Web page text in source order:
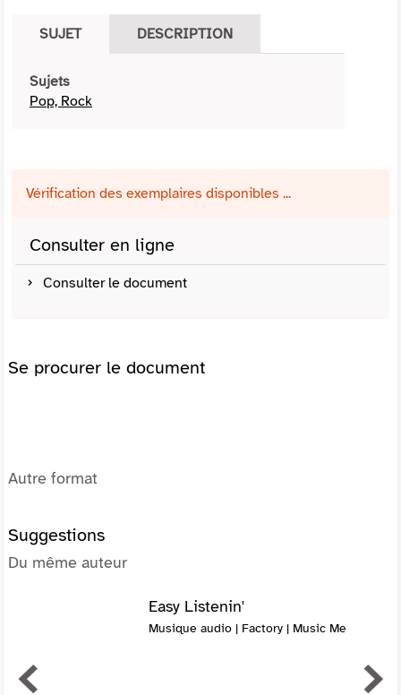
SUJET DESCRIPTION
Sujets
Pop, Rock
Vérification des exemplaires disponibles ...
Consulter en ligne
Consulter le document
Se procurer le document
Autre format
Suggestions
Du même auteur
Easy Listenin'
Musique audio | Factory | Music Me